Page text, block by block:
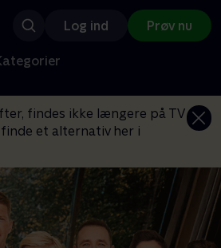
Log ind Prøv nu
findes ikke længere på TV
finde et alternativ her i